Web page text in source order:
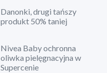
Danonki, drugi tańszy
produkt 50% taniej
Nivea Baby ochronna
oliwka pielęgnacyjna w
Supercenie